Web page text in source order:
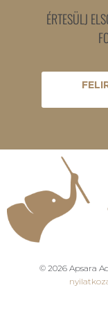
ÉRTESÜLJ
© 2026 Apsara